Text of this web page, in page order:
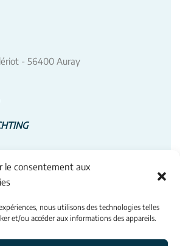
le consentement aux
nous utilisons des technologies telles
et/ou accéder aux informations des appareils.
- 56400 Auray
- 56400 Auray